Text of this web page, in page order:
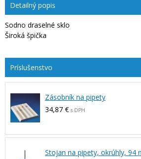
Detailný popis
Sodno draselné sklo
Široká špička
Zásobník na pipety
34,87 € s DPH
Stojan na pipety, okrúhly, 94